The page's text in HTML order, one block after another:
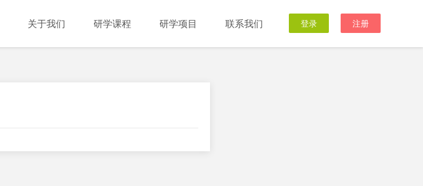
登录 注册
关于我们 研学课程 研学项目 联系我们